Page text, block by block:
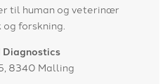
til human og veterinær
forskning.
Diagnostics
8340 Malling